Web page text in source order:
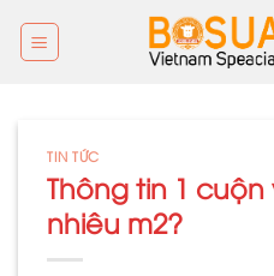
TIN TỨC
Thông tin 1
nhiêu m2?